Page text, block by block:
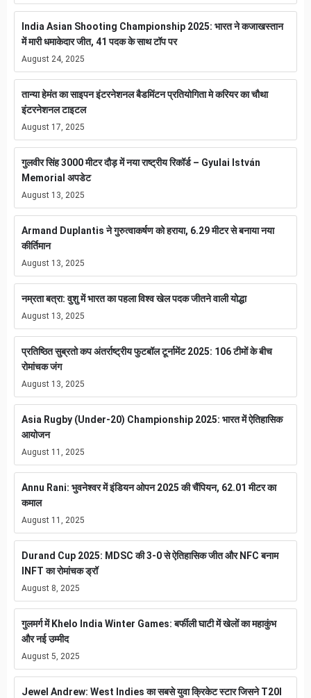
India Asian Shooting Championship 2025: भारत ने कजाखस्तान
में मारी धमाकेदार जीत, 41 पदक के साथ टॉप पर
August 24, 2025
तान्या हेमंत का साइपन इंटरनेशनल बैडमिंटन प्रतियोगिता मे करियर का चौथा
इंटरनेशनल टाइटल
August 17, 2025
गुलवीर सिंह 3000 मीटर दौड़ में नया राष्ट्रीय रिकॉर्ड – Gyulai István
Memorial अपडेट
August 13, 2025
Armand Duplantis ने गुरुत्वाकर्षण को हराया, 6.29 मीटर से बनाया नया
कीर्तिमान
August 13, 2025
नम्रता बत्रा: वुशु में भारत का पहला विश्व खेल पदक जीतने वाली योद्धा
August 13, 2025
प्रतिष्ठित सुब्रतो कप अंतर्राष्ट्रीय फुटबॉल टूर्नामेंट 2025: 106 टीमों के बीच
रोमांचक जंग
August 13, 2025
Asia Rugby (Under-20) Championship 2025: भारत में ऐतिहासिक
आयोजन
August 11, 2025
Annu Rani: भुवनेश्वर में इंडियन ओपन 2025 की चैंपियन, 62.01 मीटर का
कमाल
August 11, 2025
Durand Cup 2025: MDSC की 3-0 से ऐतिहासिक जीत और NFC बनाम
INFT का रोमांचक ड्रॉ
August 8, 2025
गुलमर्ग में Khelo India Winter Games: बर्फीली घाटी में खेलों का महाकुंभ
और नई उम्मीद
August 5, 2025
Jewel Andrew: West Indies का सबसे युवा क्रिकेट स्टार जिसने T20I